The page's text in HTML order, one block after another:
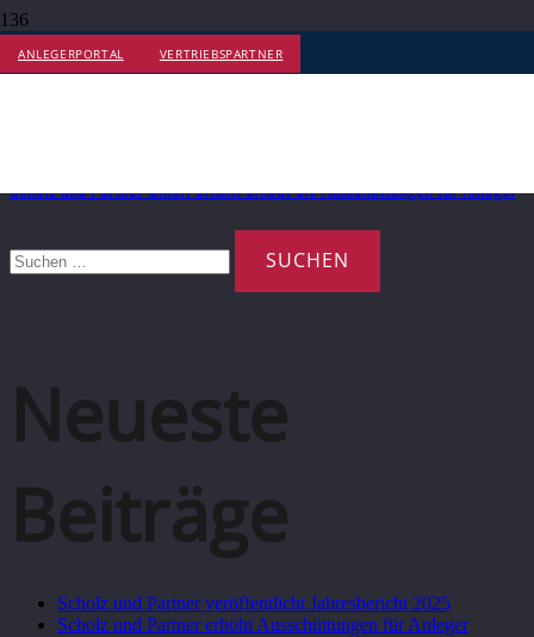
ANLEGERPORTAL VERTRIEBSPARTNER
Monat:Januar 2021
Scholz und Partner GmbH erhöht erneut die Ausschüttungen für Anleger
nach:
Neueste
Beiträge
Scholz und Partner veröffentlicht Jahresbericht 2025
Scholz und Partner erhöht Ausschüttungen für Anleger